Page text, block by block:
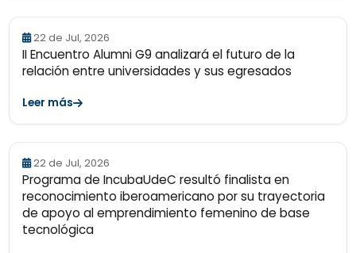
22 de Jul, 2026
II Encuentro Alumni G9 analizará el futuro de la
relación entre universidades y sus egresados
Leer más
22 de Jul, 2026
Programa de IncubaUdeC resultó finalista en
reconocimiento iberoamericano por su trayectoria
de apoyo al emprendimiento femenino de base
tecnológica